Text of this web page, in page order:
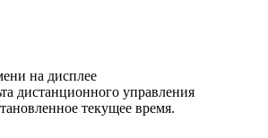
на дисплее
дистанционного управления
текущее время.